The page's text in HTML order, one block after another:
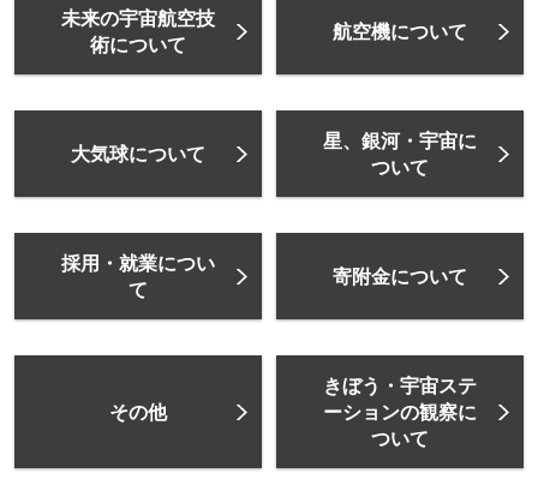
未来の宇宙航空技
術について
航空機について
大気球について
星、銀河・宇宙に
ついて
採用・就業につい
て
寄附金について
その他
きぼう・宇宙ステ
ーションの観察に
ついて